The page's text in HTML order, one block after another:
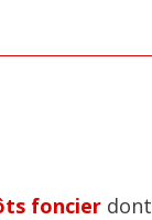
foncier dont